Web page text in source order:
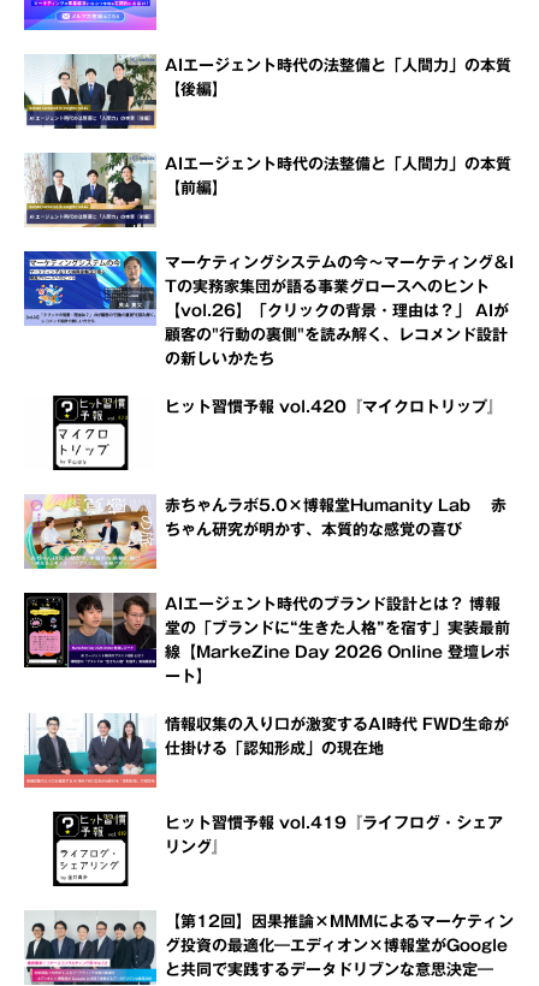
AIエージェント時代の法整備と「人間力」の本質
【後編】
AIエージェント時代の法整備と「人間力」の本質
【前編】
マーケティングシステムの今～マーケティング＆I
Tの実務家集団が語る事業グロースへのヒント
【vol.26】「クリックの背景・理由は？」 AIが
顧客の"行動の裏側"を読み解く、レコメンド設計
の新しいかたち
ヒット習慣予報 vol.420『マイクロトリップ』
赤ちゃんラボ5.0×博報堂Humanity Lab 赤
ちゃん研究が明かす、本質的な感覚の喜び
AIエージェント時代のブランド設計とは？ 博報
堂の「ブランドに“生きた人格”を宿す」実装最前
線【MarkeZine Day 2026 Online 登壇レポ
ート】
情報収集の入り口が激変するAI時代 FWD生命が
仕掛ける「認知形成」の現在地
ヒット習慣予報 vol.419『ライフログ・シェア
リング』
【第12回】因果推論×MMMによるマーケティン
グ投資の最適化―エディオン×博報堂がGoogle
と共同で実践するデータドリブンな意思決定―